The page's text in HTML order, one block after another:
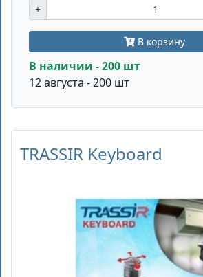
+
В корзину
В наличии - 200 шт
12 августа - 200 шт
TRASSIR Keyboard